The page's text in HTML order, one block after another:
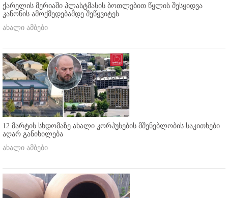
ქარელის მერიაში პლასტმასის ბოთლებით წყლის შესყიდვა
კანონის ამოქმედებამდე შეწყვიტეს
ახალი ამბები
12 მარტის სხდომაზე ახალი კორპუსების მშენებლობის საკითხები
აღარ განიხილება
ახალი ამბები